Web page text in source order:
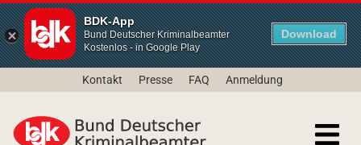
BDK-App
Bund Deutscher Kriminalbeamter
Kostenlos - in Google Play
Download
Kontakt Presse FAQ Anmeldung